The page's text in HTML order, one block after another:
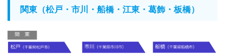
関東（松戸・市川・船橋・江東・葛飾・板橋）